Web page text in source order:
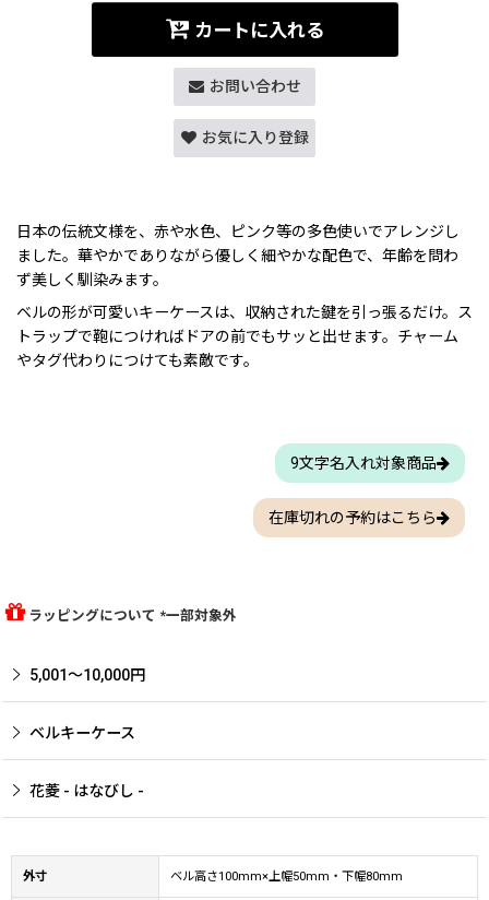
カートに入れる
お問い合わせ
お気に入り登録
日本の伝統文様を、赤や水色、ピンク等の多色使いでアレンジし
ました。華やかでありながら優しく細やかな配色で、年齢を問わ
ず美しく馴染みます。
ベルの形が可愛いキーケースは、収納された鍵を引っ張るだけ。ス
トラップで鞄につければドアの前でもサッと出せます。チャーム
やタグ代わりにつけても素敵です。
9文字名入れ対象商品
在庫切れの予約はこちら
ラッピングについて *一部対象外
5,001〜10,000円
ベルキーケース
花菱 - はなびし -
外寸 ベル高さ100mm×上幅50mm・下幅80mm